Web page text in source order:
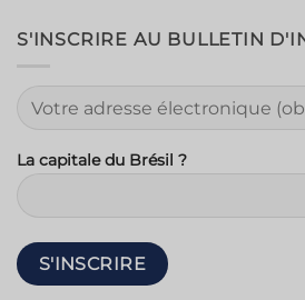
S'INSCRIRE AU BULLETIN
La capitale du Brésil ?